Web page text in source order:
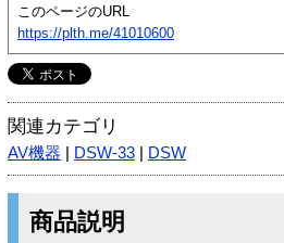
このページのURL
https://plth.me/41010600
関連カテゴリ
AV機器 DSW-33 DSW
商品説明